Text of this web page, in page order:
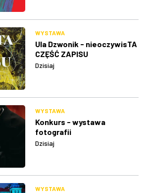
WYSTAWA
Ula Dzwonik - nieoczywisTA
CZĘŚĆ ZAPISU
Dzisiaj
WYSTAWA
Konkurs - wystawa
fotografii
Dzisiaj
WYSTAWA